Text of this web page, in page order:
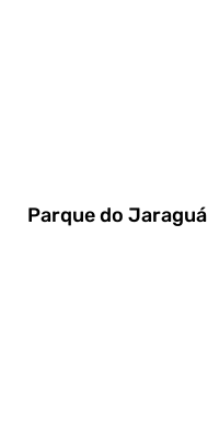
Parque do Jaraguá